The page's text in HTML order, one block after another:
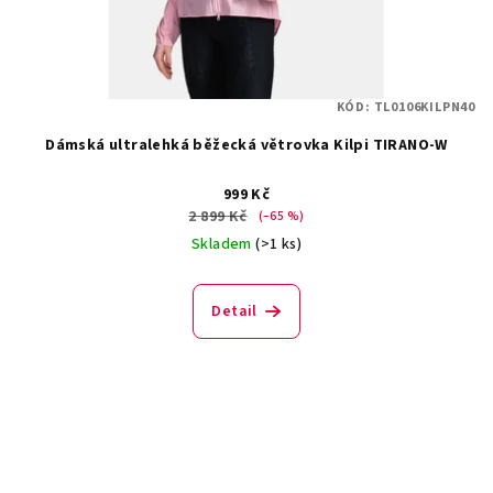
Dámská ultralehká běžecká větrovka Kilpi TIRANO-W
999 Kč
2 899 Kč
(–65 %)
Skladem(>1 ks)
Detail
KÓD: TL0106KILPN40